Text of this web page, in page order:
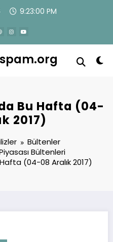
9:23:01 PM
Bu Hafta (04-
2017)
Bültenler
Bültenleri
(04-08 Aralık 2017)